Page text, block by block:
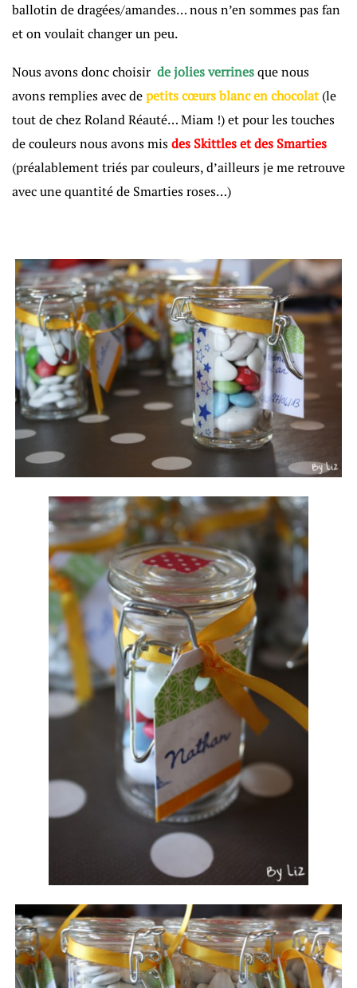
ballotin de dragées/amandes… nous n’en sommes pas fan
et on voulait changer un peu.
Nous avons donc choisir de jolies verrinesque nous
avons remplies avec depetits cœurs blanc en chocolat(le
tout de chez Roland Réauté… Miam !) et pour les touches
de couleurs nous avons misdes Skittles et des Smarties
(préalablement triés par couleurs, d’ailleurs je me retrouve
avec une quantité de Smarties roses…)